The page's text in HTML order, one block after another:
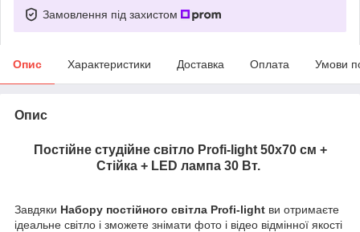
Замовлення під захистом
Опис Характеристики Доставка Оплата Умови
Опис
Постійне студійне світло Profi-light 50х70 см +
Стійка + LED лампа 30 Вт.
Завдяки Набору постійного світла Profi-light ви отримаєте
ідеальне світло і зможете знімати фото і відео відмінної якості